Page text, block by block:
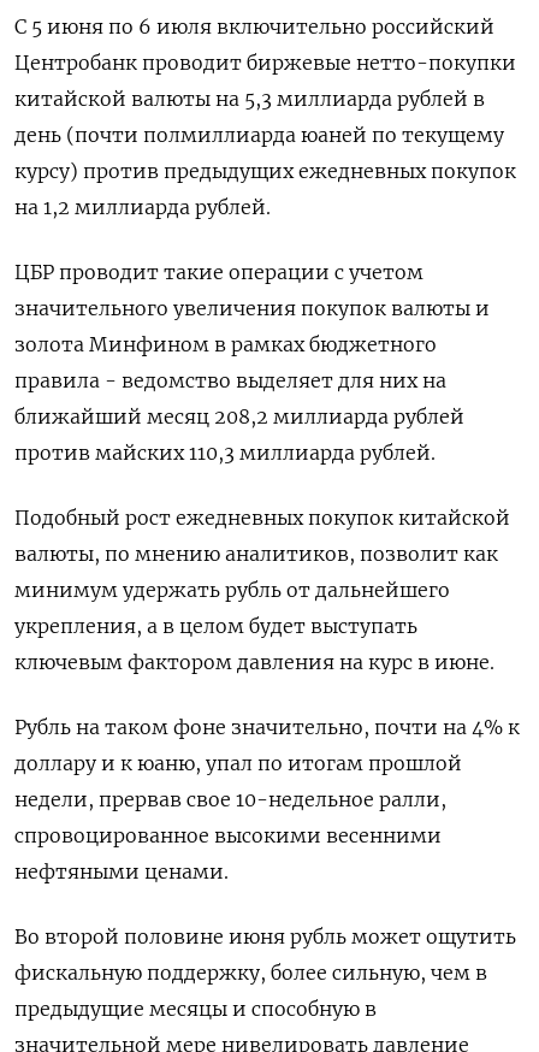
С ‌5 июня по 6 июля включительно российский
Центробанк проводит биржевые нетто-покупки
китайской валюты на 5,3 миллиарда рублей в
день (почти полмиллиарда юаней по текущему
курсу) против предыдущих ежедневных покупок
на 1,2 миллиарда рублей.
ЦБР проводит такие операции с ​учетом
значительного увеличения покупок валюты и ​
золота Минфином в рамках бюджетного
правила - ‌ведомство выделяет для них на
ближайший месяц 208,2 миллиарда рублей
против майских 110,3 миллиарда рублей.
Подобный рост ежедневных покупок китайской ​
валюты, по мнению аналитиков, позволит как
минимум удержать рубль от дальнейшего
укрепления, а в целом будет выступать
ключевым фактором давления на курс в июне.
Рубль на таком фоне значительно, почти на 4% к
доллару и к юаню, упал по итогам прошлой
недели, прервав свое 10-недельное ралли,
спровоцированное высокими весенними
нефтяными ценами.
Во второй половине июня рубль может ощутить
фискальную поддержку, более сильную, чем в
предыдущие месяцы и способную в
значительной мере нивелировать давление